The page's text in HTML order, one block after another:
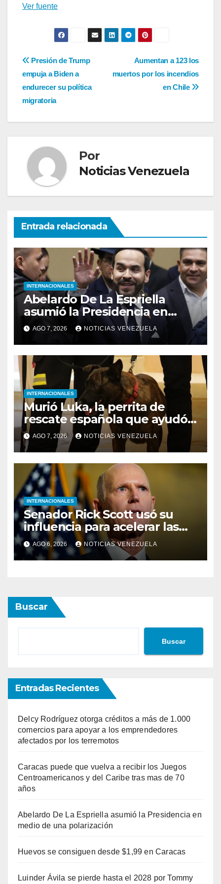
Ver fuente
Navegación
de
entradas
Aumentan a 123 los
muertos por los incendios
en Chile
Presión de Trump
empuja a Biden a
endurecer su política
migratoria
Por
Noticias Venezuela
Entrada relacionada
INTERNACIONALES
Abelardo De La Espriella
asumió la Presidencia en
medio de una polarización
AGO 7, 2026 NOTICIAS VENEZUELA
INTERNACIONALES
Murió Luka, la perrita de
rescate española que ayudó a
buscar sobrevivientes bajo los
escombros tras los
terremotos
AGO 7, 2026 NOTICIAS VENEZUELA
INTERNACIONALES
Senador Rick Scott usó su
influencia para acelerar las
elecciones en Venezuela
AGO 6, 2026 NOTICIAS VENEZUELA
Buscar
Buscar
Entradas Recientes
Delcy Rodríguez otorga créditos a más de 1.000
comercios para apoyar a los emprendedores
afectados por los terremotos
Caracas puede que vuelva a recibir los Juegos
Centroamericanos y del Caribe tras mas de 70
años
Abelardo De La Espriella asumió la Presidencia en
medio de una polarización
Huevos se consiguen desde $1,99 en Caracas
Luinder Ávila se pierde hasta el 2028 por Tommy